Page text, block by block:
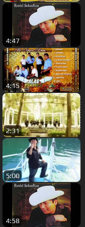
4:47
4:15
2:31
5:00
4:58